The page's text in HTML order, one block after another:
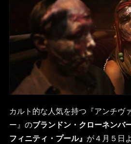
カルト的な人気を持つ『アンチヴ
ー』のブランドン・クローネンバ
フィニティ・プール』 が４月５日